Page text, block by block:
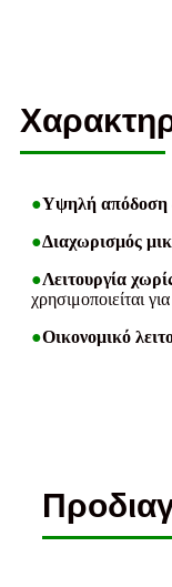
●Υψηλή απόδοση
●Διαχωρισμός
●Λειτουργία
χρησιμοποιείται
●Οικονομικό